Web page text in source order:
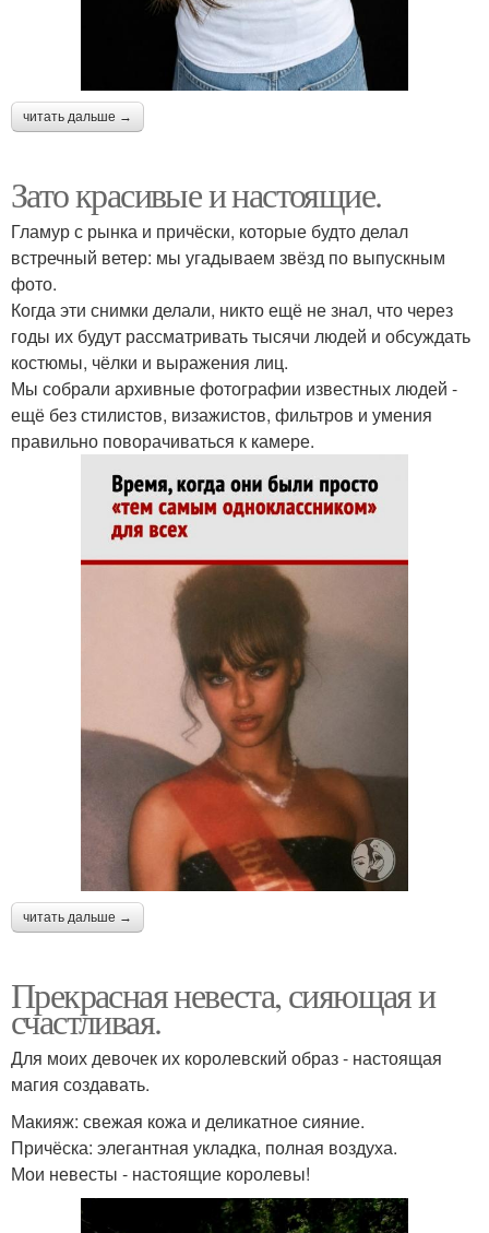
читать дальше →
Зато красивые и настоящие.
Гламур с рынка и причёски, которые будто делал
встречный ветер: мы угадываем звёзд по выпускным
фото.
Когда эти снимки делали, никто ещё не знал, что через
годы их будут рассматривать тысячи людей и обсуждать
костюмы, чёлки и выражения лиц.
Мы собрали архивные фотографии известных людей -
ещё без стилистов, визажистов, фильтров и умения
правильно поворачиваться к камере.
читать дальше →
Прекрасная невеста, сияющая и
счастливая.
Для моих девочек их королевский образ - настоящая
магия создавать.
Макияж: свежая кожа и деликатное сияние.
Причёска: элегантная укладка, полная воздуха.
Мои невесты - настоящие королевы!